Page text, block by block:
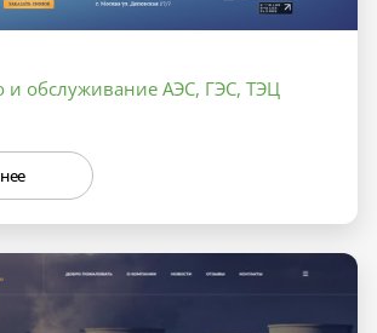
и обслуживание АЭС, ГЭС, ТЭЦ